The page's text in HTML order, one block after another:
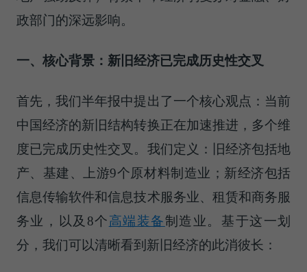
政部门的深远影响。
一、核心背景：新旧经济已完成历史性交叉
首先，我们半年报中提出了一个核心观点：当前
中国经济的新旧结构转换正在加速推进，多个维
度已完成历史性交叉。我们定义：旧经济包括地
产、基建、上游9个原材料制造业；新经济包括
信息传输软件和信息技术服务业、租赁和商务服
务业，以及8个高端装备制造业。基于这一划
分，我们可以清晰看到新旧经济的此消彼长：